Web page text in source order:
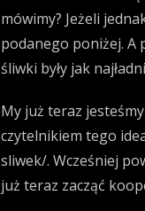
mówimy? Jeżeli
podanego poniżej. A
śliwki były jak
My już teraz
czytelnikiem tego
sliwek/. Wcześniej
już teraz zacząć